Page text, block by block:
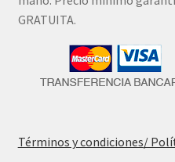
GRATUITA.
Términos y condiciones/